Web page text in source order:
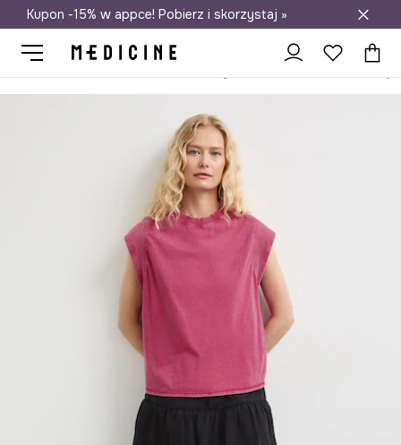
Darmowa dostawa do salonów
Kupon -15% w appce! Pobierz i skorzystaj »